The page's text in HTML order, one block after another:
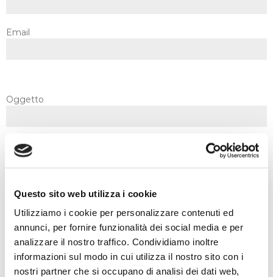
Questo sito web utilizza i cookie
Utilizziamo i cookie per personalizzare contenuti ed
annunci, per fornire funzionalità dei social media e per
analizzare il nostro traffico. Condividiamo inoltre
informazioni sul modo in cui utilizza il nostro sito con i
nostri partner che si occupano di analisi dei dati web,
Email
Oggetto
Messaggio